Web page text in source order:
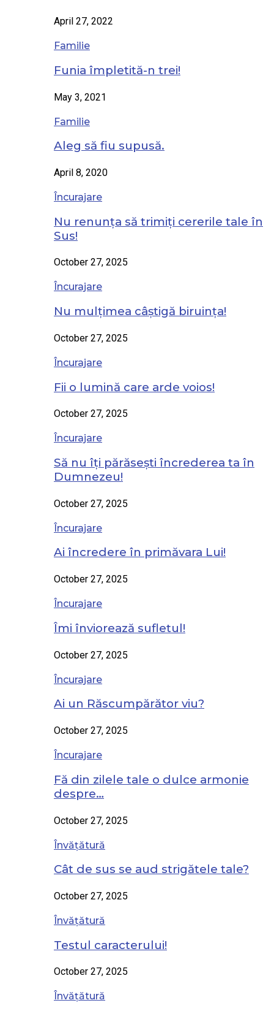
April 27, 2022
Familie
Funia împletită-n trei!
May 3, 2021
Familie
Aleg să fiu supusă.
April 8, 2020
Încurajare
Nu renunța să trimiți cererile tale în
Sus!
October 27, 2025
Încurajare
Nu mulțimea câștigă biruința!
October 27, 2025
Încurajare
Fii o lumină care arde voios!
October 27, 2025
Încurajare
Să nu îți părăsești încrederea ta în
Dumnezeu!
October 27, 2025
Încurajare
Ai încredere în primăvara Lui!
October 27, 2025
Încurajare
Îmi înviorează sufletul!
October 27, 2025
Încurajare
Ai un Răscumpărător viu?
October 27, 2025
Încurajare
Fă din zilele tale o dulce armonie
despre…
October 27, 2025
Învățătură
Cât de sus se aud strigătele tale?
October 27, 2025
Învățătură
Testul caracterului!
October 27, 2025
Învățătură